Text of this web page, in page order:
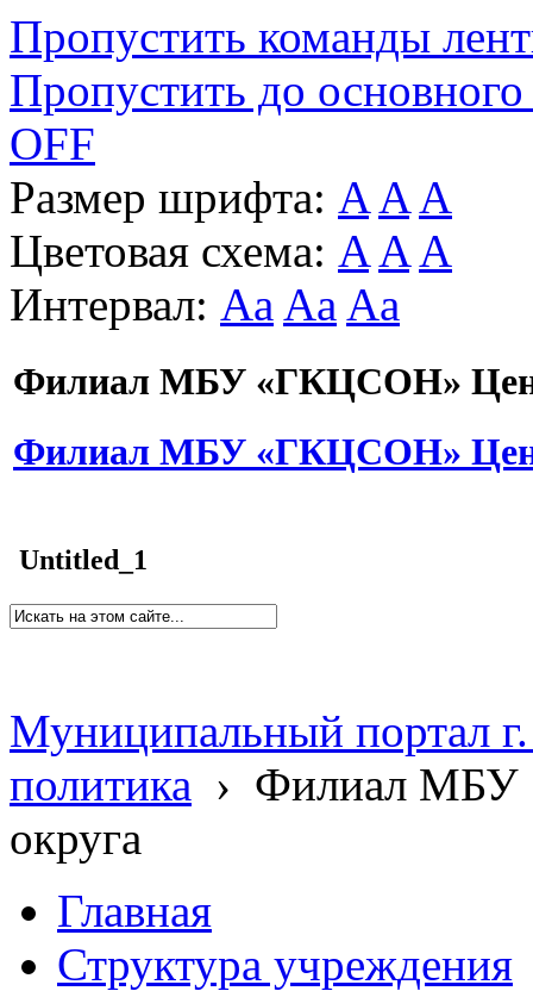
Пропустить команды
Пропустить до основного
OFF
Размер шрифта: A A A
Цветовая схема: A A A
Интервал: Aa Aa Aa
Филиал МБУ «ГКЦСОН»
Филиал МБУ «ГКЦСОН»
Untitled_1
Муниципальный портал
политика › Филиал МБУ
округа
Главная
Структура учреждения